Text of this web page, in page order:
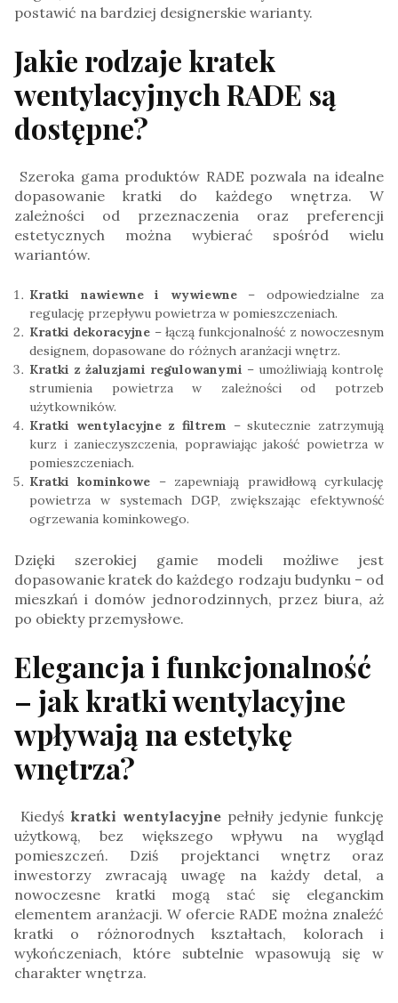
postawić na bardziej designerskie warianty.
Jakie rodzaje kratek
wentylacyjnych RADE są
dostępne?
Szeroka gama produktów RADE pozwala na idealne
dopasowanie kratki do każdego wnętrza. W
zależności od przeznaczenia oraz preferencji
estetycznych można wybierać spośród wielu
wariantów.
Kratki nawiewne i wywiewne– odpowiedzialne za
regulację przepływu powietrza w pomieszczeniach.
Kratki dekoracyjne – łączą funkcjonalność z nowoczesnym
designem, dopasowane do różnych aranżacji wnętrz.
Kratki z żaluzjami regulowanymi – umożliwiają kontrolę
strumienia powietrza w zależności od potrzeb
użytkowników.
Kratki wentylacyjne z filtrem
– skutecznie zatrzymują
kurz i zanieczyszczenia, poprawiając jakość powietrza w
pomieszczeniach.
Kratki kominkowe – zapewniają prawidłową cyrkulację
powietrza w systemach DGP, zwiększając efektywność
ogrzewania kominkowego.
Dzięki szerokiej gamie modeli możliwe jest
dopasowanie kratek do każdego rodzaju budynku – od
mieszkań i domów jednorodzinnych, przez biura, aż
po obiekty przemysłowe.
Elegancja i funkcjonalność
– jak kratki wentylacyjne
wpływają na estetykę
wnętrza?
Kiedyś kratki wentylacyjne pełniły jedynie funkcję
użytkową, bez większego wpływu na wygląd
pomieszczeń. Dziś projektanci wnętrz oraz
inwestorzy zwracają uwagę na każdy detal, a
nowoczesne kratki mogą stać się eleganckim
elementem aranżacji. W ofercie RADE można znaleźć
kratki o różnorodnych kształtach, kolorach i
wykończeniach, które subtelnie wpasowują się w
charakter wnętrza.